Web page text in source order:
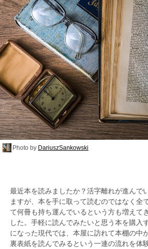
Photo by DariuszSankowski
最近本を読みましたか？活字離れが進んで
ますが、本を手に取って読むのではなく全
て何冊も持ち運んでいるという方も増えて
した。手軽に読んでみたいと思う本を購入
になった現代では、本屋に訪れて本棚の中
裏表紙を読んでみるという一連の流れを体